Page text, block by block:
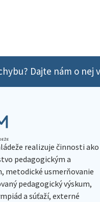
Dajte nám o nej
realizuje činnosti ako
pedagogickým a
metodické usmerňovanie
pedagogický výskum,
a súťaží, externé